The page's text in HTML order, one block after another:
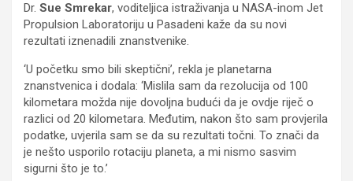
Dr. Sue Smrekar, voditeljica istraživanja u NASA-inom Jet
Propulsion Laboratoriju u Pasadeni kaže da su novi
rezultati iznenadili znanstvenike.
‘U početku smo bili skeptični’, rekla je planetarna
znanstvenica i dodala: ‘Mislila sam da rezolucija od 100
kilometara možda nije dovoljna budući da je ovdje riječ o
razlici od 20 kilometara. Međutim, nakon što sam provjerila
podatke, uvjerila sam se da su rezultati točni. To znači da
je nešto usporilo rotaciju planeta, a mi nismo sasvim
sigurni što je to.’